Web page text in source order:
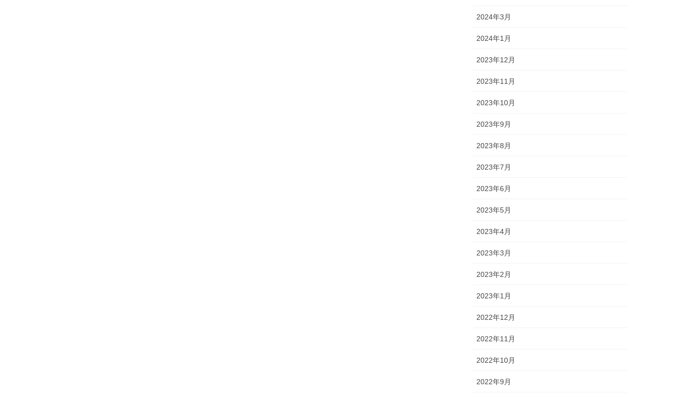
2024年3月
2024年1月
2023年12月
2023年11月
2023年10月
2023年9月
2023年8月
2023年7月
2023年6月
2023年5月
2023年4月
2023年3月
2023年2月
2023年1月
2022年12月
2022年11月
2022年10月
2022年9月